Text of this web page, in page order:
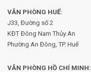
VĂN PHÒNG HUẾ:
J33, Đường số 2
KĐT Đông Nam Thủy An
Phường An Đông, TP. Huế
VĂN PHÒNG HỒ CHÍ MINH: